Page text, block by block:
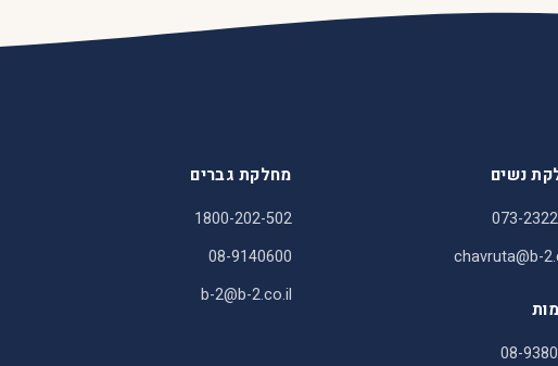
נשים
073-
chavruta@b-
08-
מחלקת גברים
1800-202-502
08-9140600
b-2@b-2.co.il